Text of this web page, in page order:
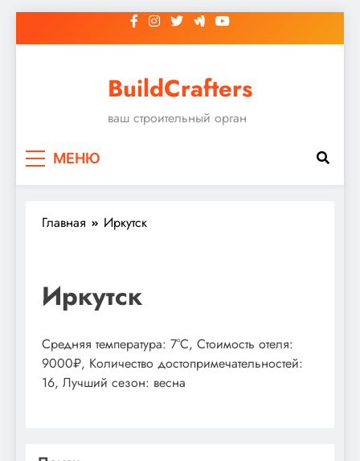
к
BuildCrafters
ваш строительный орган
МЕНЮ
Главная Иркутск
Иркутск
Средняя температура: 7°C, Стоимость отеля:
9000₽, Количество достопримечательностей:
16, Лучший сезон: весна